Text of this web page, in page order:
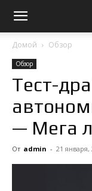
Домой Обзор
Обзор
Тест-
— Мега
От admin - 21 января,